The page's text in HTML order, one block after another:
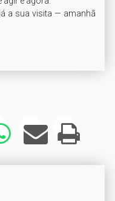
a sua visita — amanhã